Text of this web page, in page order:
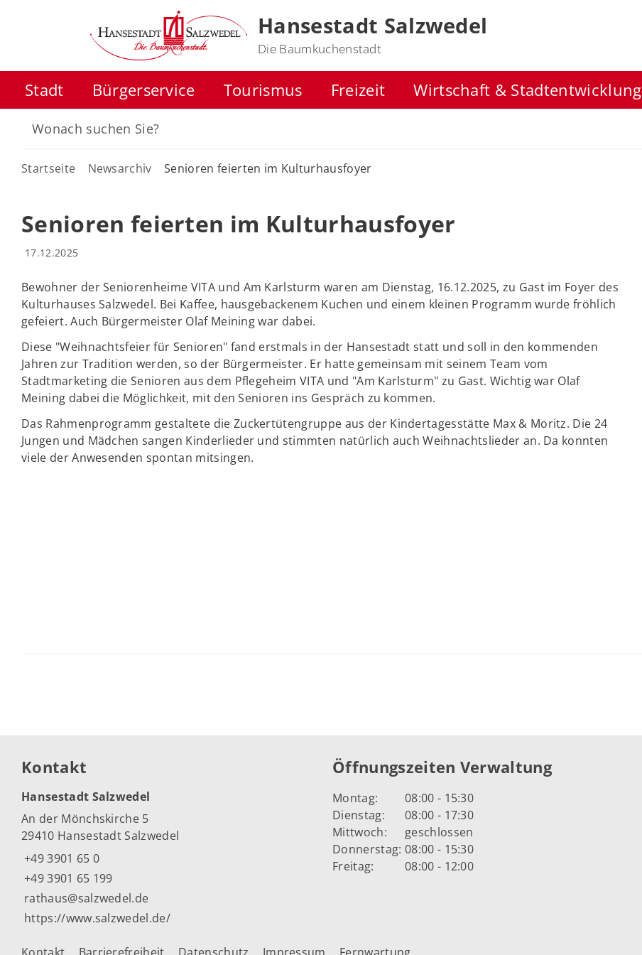
Hansestadt Salzwedel
Die Baumkuchenstadt
Stadt Bürgerservice Tourismus Freizeit Wirtschaft & Stadtentwicklung
Startseite Newsarchiv Senioren feierten im Kulturhausfoyer
Senioren feierten im Kulturhausfoyer
17.12.2025
Bewohner der Seniorenheime VITA und Am Karlsturm waren am Dienstag, 16.12.2025, zu Gast im Foyer des
Kulturhauses Salzwedel. Bei Kaffee, hausgebackenem Kuchen und einem kleinen Programm wurde fröhlich
gefeiert. Auch Bürgermeister Olaf Meining war dabei.
Diese "Weihnachtsfeier für Senioren" fand erstmals in der Hansestadt statt und soll in den kommenden
Jahren zur Tradition werden, so der Bürgermeister. Er hatte gemeinsam mit seinem Team vom
Stadtmarketing die Senioren aus dem Pflegeheim VITA und "Am Karlsturm" zu Gast. Wichtig war Olaf
Meining dabei die Möglichkeit, mit den Senioren ins Gespräch zu kommen.
Das Rahmenprogramm gestaltete die Zuckertütengruppe aus der Kindertagesstätte Max & Moritz. Die 24
Jungen und Mädchen sangen Kinderlieder und stimmten natürlich auch Weihnachtslieder an. Da konnten
viele der Anwesenden spontan mitsingen.
Kontakt
Hansestadt Salzwedel
An der Mönchskirche 5
29410 Hansestadt Salzwedel
+49 3901 65 0
+49 3901 65 199
rathaus@salzwedel.de
https://www.salzwedel.de/
Öffnungszeiten Verwaltung
Montag:
08:00 - 15:30
Dienstag:
08:00 - 17:30
Mittwoch:
geschlossen
Donnerstag: 08:00 - 15:30
Freitag:
08:00 - 12:00